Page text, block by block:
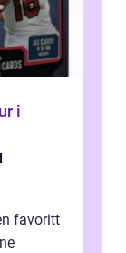
i
favoritt